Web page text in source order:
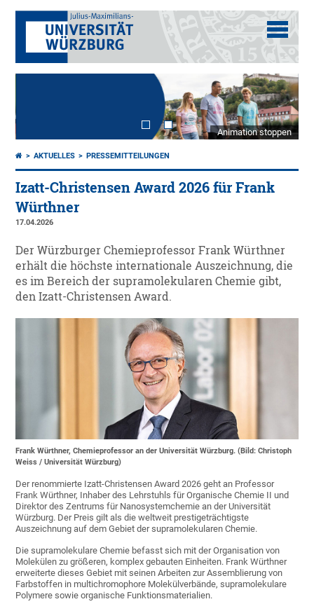
Animation stoppen
AKTUELLES PRESSEMITTEILUNGEN
Izatt-Christensen Award 2026 für Frank
Würthner
17.04.2026
Der Würzburger Chemieprofessor Frank Würthner
erhält die höchste internationale Auszeichnung, die
es im Bereich der supramolekularen Chemie gibt,
den Izatt-Christensen Award.
Frank Würthner, Chemieprofessor an der Universität Würzburg. (Bild: Christoph
Weiss / Universität Würzburg)
Der renommierte Izatt-Christensen Award 2026 geht an Professor
Frank Würthner, Inhaber des Lehrstuhls für Organische Chemie II und
Direktor des Zentrums für Nanosystemchemie an der Universität
Würzburg. Der Preis gilt als die weltweit prestigeträchtigste
Auszeichnung auf dem Gebiet der supramolekularen Chemie.
Die supramolekulare Chemie befasst sich mit der Organisation von
Molekülen zu größeren, komplex gebauten Einheiten. Frank Würthner
erweiterte dieses Gebiet mit seinen Arbeiten zur Assemblierung von
Farbstoffen in multichromophore Molekülverbände, supramolekulare
Polymere sowie organische Funktionsmaterialien.